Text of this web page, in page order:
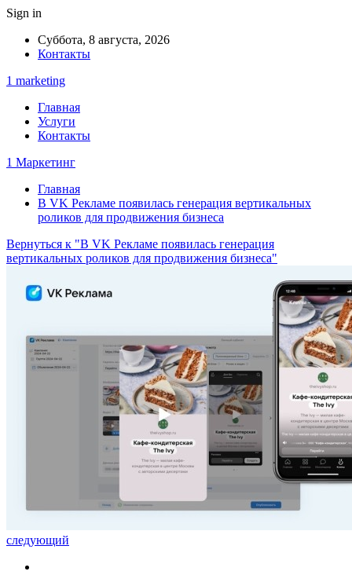
Sign in
Суббота, 8 августа, 2026
Контакты
1 marketing
Главная
Услуги
Контакты
1 Маркетинг
Главная
В VK Рекламе появилась генерация вертикальных
роликов для продвижения бизнеса
Вернуться к "В VK Рекламе появилась генерация
вертикальных роликов для продвижения бизнеса"
следующий